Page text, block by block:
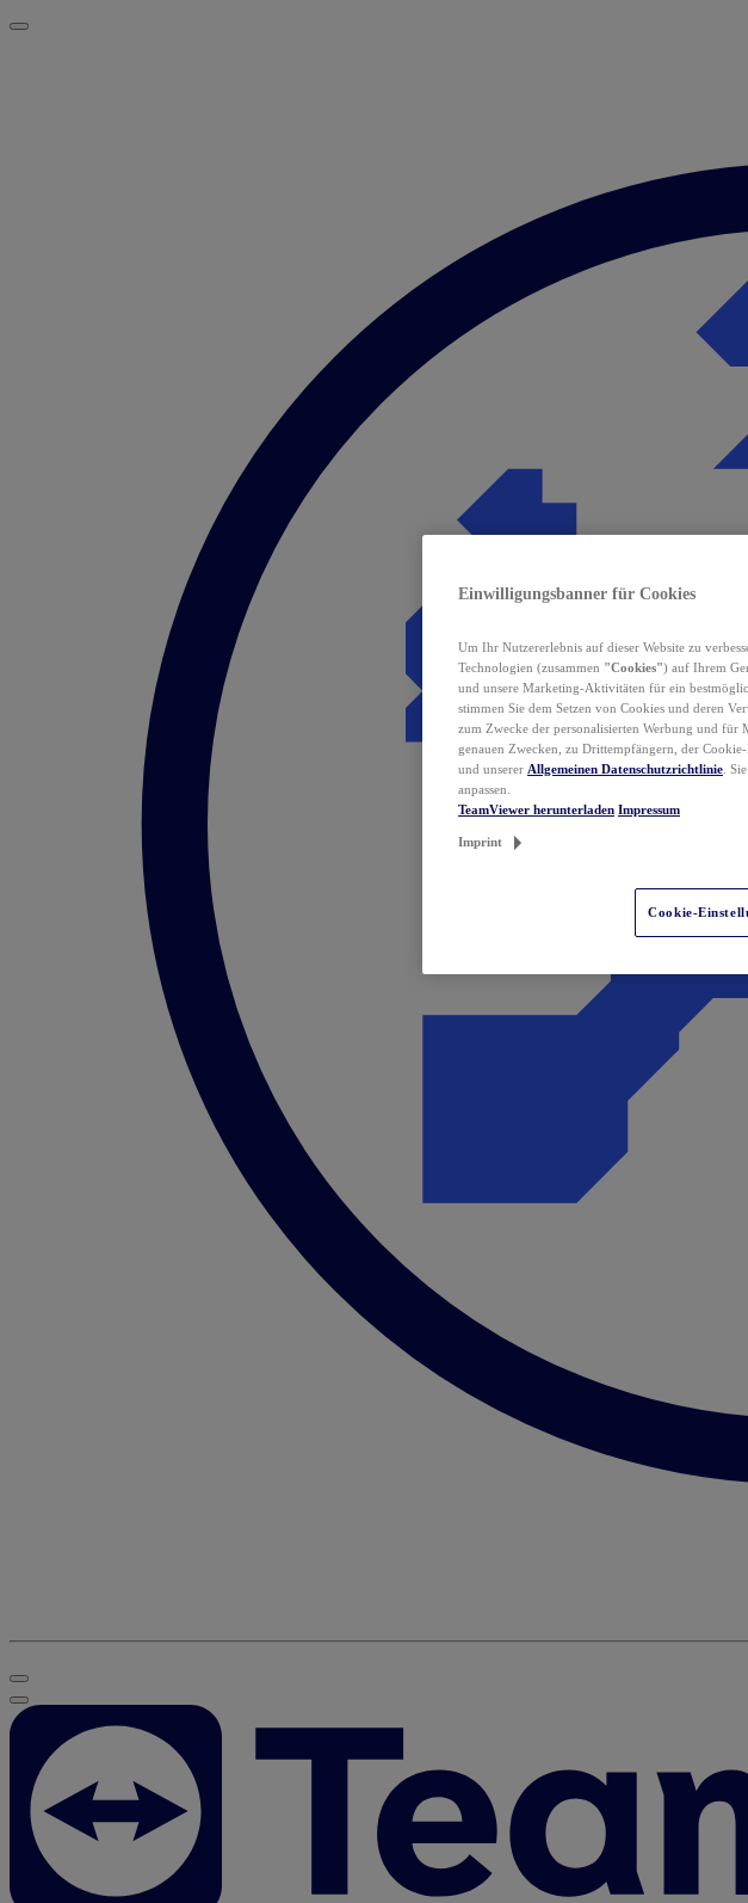
Einwilligungsbanner für Cookies
Um Ihr Nutzererlebnis auf dieser Website zu
Technologien (zusammen "Cookies") auf Ihrem
und unsere Marketing-Aktivitäten für ein
stimmen Sie dem Setzen von Cookies und deren
zum Zwecke der personalisierten Werbung und für
genauen Zwecken, zu Drittempfängern, der
und unserer Allgemeinen Datenschutzrichtlinie .
anpassen.
TeamViewer herunterladen Impressum
Imprint
Cookie-